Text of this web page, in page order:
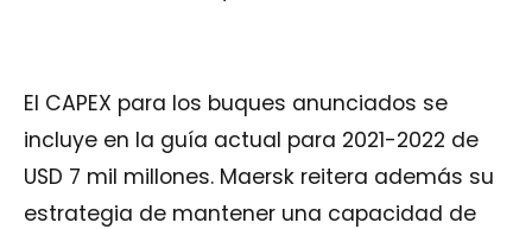
El CAPEX para los buques anunciados se
incluye en la guía actual para 2021-2022 de
USD 7 mil millones. Maersk reitera además su
estrategia de mantener una capacidad de